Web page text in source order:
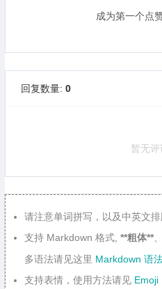
成为第一个点
回复数量: 0
暂无
请注意单词拼写，以及中英文排
支持 Markdown 格式, **粗体**
多语法请见这里 Markdown 语
支持表情，使用方法请见 Emoji